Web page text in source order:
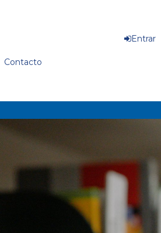
Contacto
Entrar